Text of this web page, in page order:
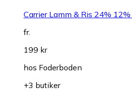
Carrier Lamm & Ris 24%
fr.
199 kr
hos Foderboden
+3 butiker